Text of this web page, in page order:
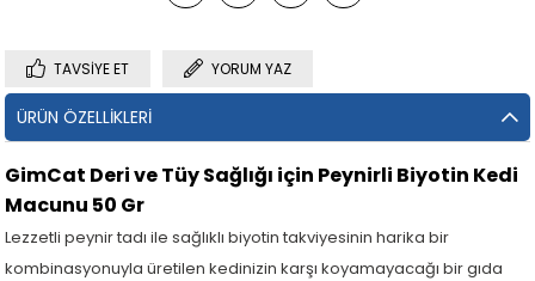
TAVSIYE ET YORUM YAZ
ÜRÜN ÖZELLIKLERI
GimCat Deri ve Tüy Sağlığı için Peynirli Biyotin Kedi
Macunu 50 Gr
Lezzetli peynir tadı ile sağlıklı biyotin takviyesinin harika bir
kombinasyonuyla üretilen kedinizin karşı koyamayacağı bir gıda